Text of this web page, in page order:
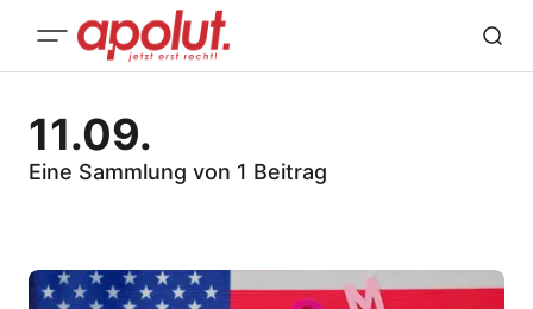
11.09.
Eine Sammlung von 1 Beitrag